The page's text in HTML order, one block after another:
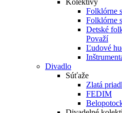
Kolektívy
Folklórne
Folklórne
Detské
Považí
Ľudové
Divadlo
Súťaže
Zlatá
FEDIM